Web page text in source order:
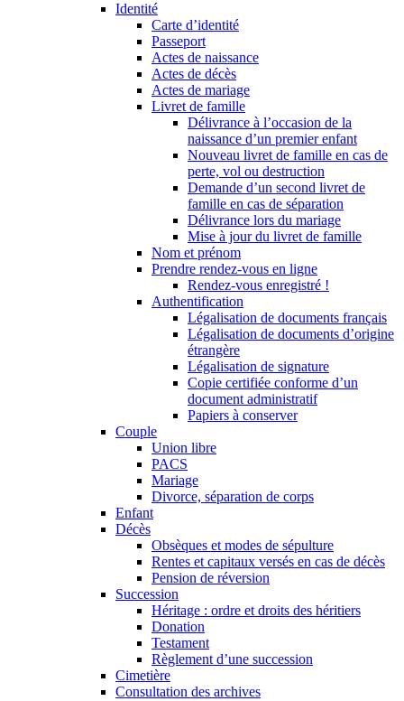
Identité
Carte d’identité
Passeport
Actes de naissance
Actes de décès
Actes de mariage
Livret de famille
Délivrance à l’occasion de la
naissance d’un premier enfant
Nouveau livret de famille en cas de
perte, vol ou destruction
Demande d’un second livret de
famille en cas de séparation
Délivrance lors du mariage
Mise à jour du livret de famille
Nom et prénom
Prendre rendez-vous en ligne
Rendez-vous enregistré !
Authentification
Légalisation de documents français
Légalisation de documents d’origine
étrangère
Légalisation de signature
Copie certifiée conforme d’un
document administratif
Papiers à conserver
Couple
Union libre
PACS
Mariage
Divorce, séparation de corps
Enfant
Décès
Obsèques et modes de sépulture
Rentes et capitaux versés en cas de décès
Pension de réversion
Succession
Héritage : ordre et droits des héritiers
Donation
Testament
Règlement d’une succession
Cimetière
Consultation des archives